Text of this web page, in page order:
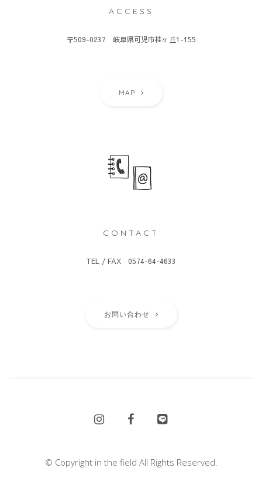
ACCESS
〒509-0237 岐阜県可児市桂ヶ丘1-155
MAP
CONTACT
TEL / FAX 0574-64-4633
お問い合わせ
© Copyright in the field All Rights Reserved.